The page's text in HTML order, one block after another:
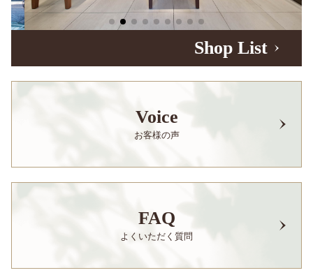
Shop List
Voice
お客様の声
FAQ
よくいただく質問